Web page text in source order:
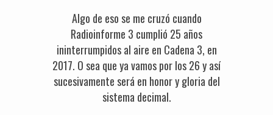
Algo de eso se me cruzó cuando
Radioinforme 3 cumplió 25 años
ininterrumpidos al aire en Cadena 3, en
2017. O sea que ya vamos por los 26 y así
sucesivamente será en honor y gloria del
sistema decimal.